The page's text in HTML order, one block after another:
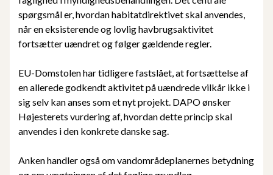
spørgsmål er, hvordan habitatdirektivet skal anvendes,
når en eksisterende og lovlig havbrugsaktivitet
fortsætter uændret og følger gældende regler.
EU-Domstolen har tidligere fastslået, at fortsættelse af
en allerede godkendt aktivitet på uændrede vilkår ikke i
sig selv kan anses som et nyt projekt. DAPO ønsker
Højesterets vurdering af, hvordan dette princip skal
anvendes i den konkrete danske sag.
Anken handler også om vandområdeplanernes betydning